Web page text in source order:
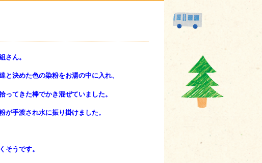
さん。
決めた色の染粉をお湯の中に入れ、
てきた棒でかき混ぜていました。
手渡され水に振り掛けました。
そうです。